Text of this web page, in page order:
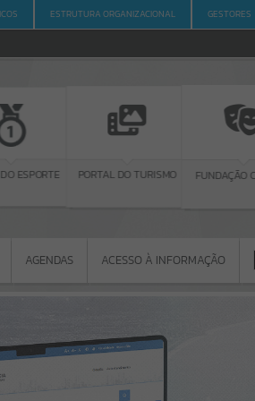
ESTRUTURA ORGANIZACIONAL GESTORES
PORTAL DO TURISMO FUNDAÇÃO CULTURA
Por favor, aguarde...
AGENDAS ACESSO À INFORMAÇÃO